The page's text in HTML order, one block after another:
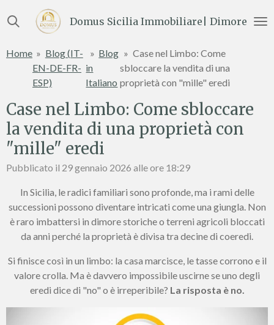
al
principale
Domus Sicilia Immobiliare| Dimore e
Home » Blog (IT-
EN-DE-FR-
ESP)
» Blog
in
Italiano
» Case nel Limbo: Come
sbloccare la vendita di una
proprietà con "mille" eredi
Case nel Limbo: Come sbloccare
la vendita di una proprietà con
"mille" eredi
Pubblicato il 29 gennaio 2026 alle ore 18:29
In Sicilia, le radici familiari sono profonde, ma i rami delle
successioni possono diventare intricati come una giungla. Non
è raro imbattersi in dimore storiche o terreni agricoli bloccati
da anni perché la proprietà è divisa tra decine di coeredi.
Si finisce così in un limbo: la casa marcisce, le tasse corrono e il
valore crolla. Ma è davvero impossibile uscirne se uno degli
eredi dice di "no" o è irreperibile? La risposta è no.